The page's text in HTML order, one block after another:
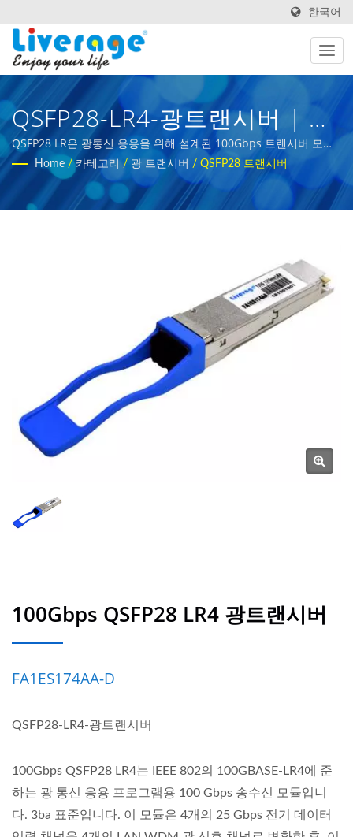
한국어
QSFP28-LR4-광트랜시버 | 글
로벌 통신 네트워크를 위한
SPF 및 QSPF 모듈
QSFP28 LR은 광통신 응용을 위해 설계된 100Gbps 트랜시버 모듈
입니다. | 5G 인프라 개발을 위한 광섬유 테스트 도구
Home / 카테고리 / 광 트랜시버 / QSFP28 트랜시버
100Gbps QSFP28 LR4 광트랜시버
FA1ES174AA-D
QSFP28-LR4-광트랜시버
100Gbps QSFP28 LR4는 IEEE 802의 100GBASE-LR4에 준
하는 광 통신 응용 프로그램용 100 Gbps 송수신 모듈입니
다. 3ba 표준입니다. 이 모듈은 4개의 25 Gbps 전기 데이터